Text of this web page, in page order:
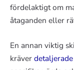
fördelaktigt om
åtaganden eller
En annan viktig
kräver